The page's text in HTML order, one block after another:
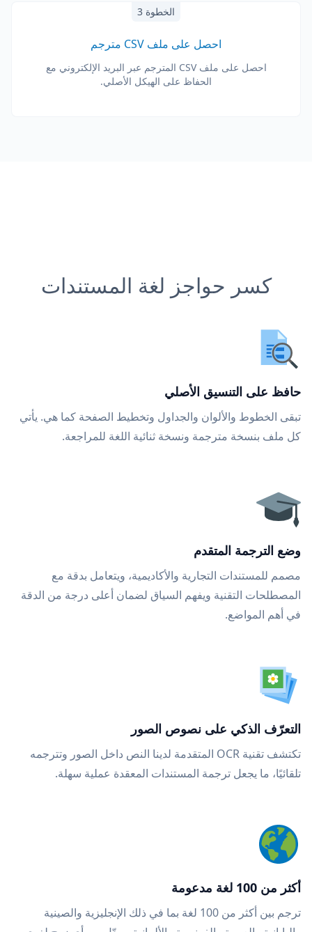
الخطوة 3
احصل على ملف CSV مترجم
احصل على ملف CSV المترجم عبر البريد الإلكتروني مع
الحفاظ على الهيكل الأصلي.
كسر حواجز لغة المستندات
حافظ على التنسيق الأصلي
تبقى الخطوط والألوان والجداول وتخطيط الصفحة كما هي. يأتي
كل ملف بنسخة مترجمة ونسخة ثنائية اللغة للمراجعة.
وضع الترجمة المتقدم
مصمم للمستندات التجارية والأكاديمية، ويتعامل بدقة مع
المصطلحات التقنية ويفهم السياق لضمان أعلى درجة من الدقة
في أهم المواضع.
التعرّف الذكي على نصوص الصور
تكتشف تقنية OCR المتقدمة لدينا النص داخل الصور وتترجمه
تلقائيًا، ما يجعل ترجمة المستندات المعقدة عملية سهلة.
أكثر من 100 لغة مدعومة
ترجم بين أكثر من 100 لغة بما في ذلك الإنجليزية والصينية